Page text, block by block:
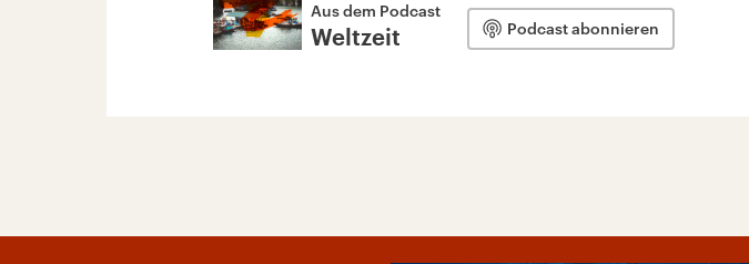
Aus dem Podcast
Weltzeit Podcast abonnieren